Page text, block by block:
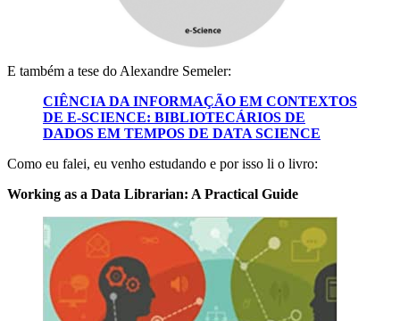
E também a tese do Alexandre Semeler:
CIÊNCIA DA INFORMAÇÃO EM CONTEXTOS
DE E-SCIENCE: BIBLIOTECÁRIOS DE
DADOS EM TEMPOS DE DATA SCIENCE
Como eu falei, eu venho estudando e por isso li o livro:
Working as a Data Librarian: A Practical Guide